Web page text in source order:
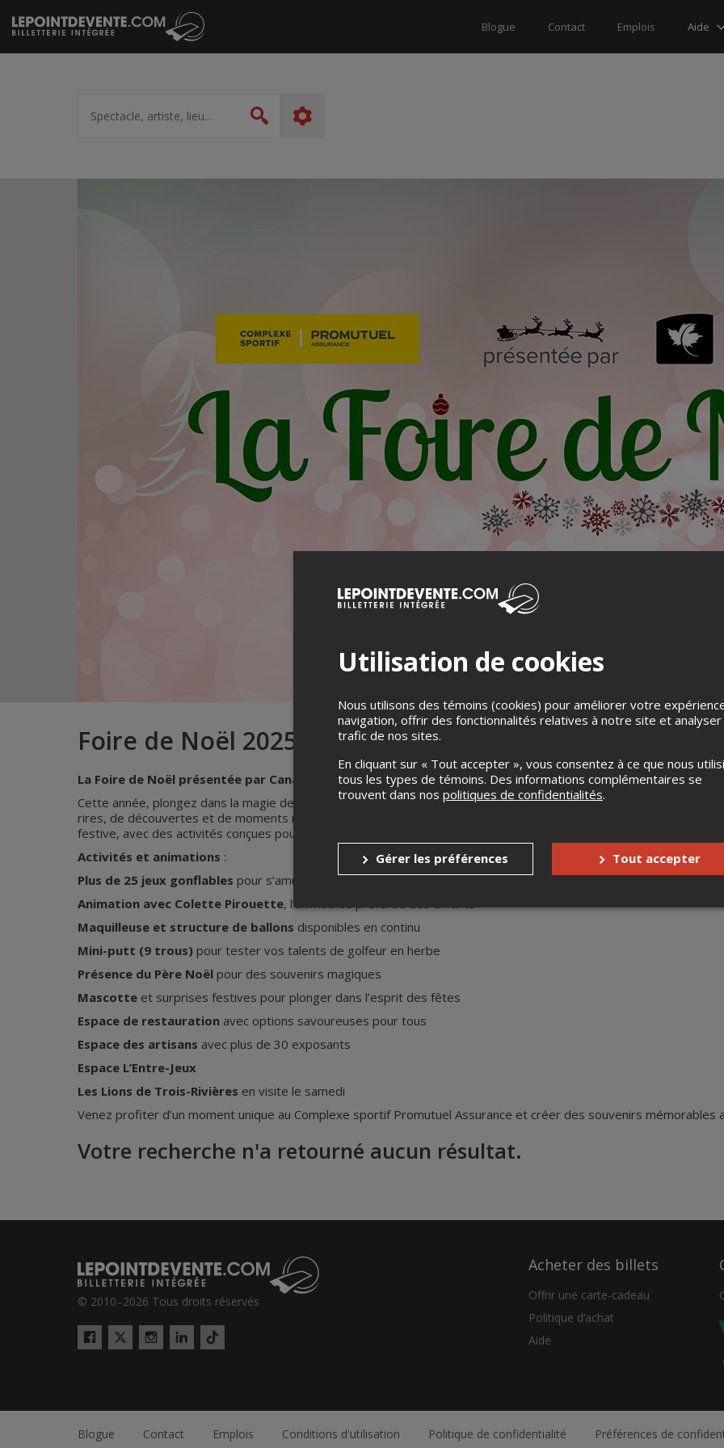
Passer
au
contenu
Blogue Contact Emplois Aide
artiste,
lieu...
Rechercher
Foire de Noël 2025 présentée par Canadel
La Foire de Noël présentée par Canadel est de retour au Complexe sportif Promutuel Assurance !
Cette année, plongez dans la magie des fêtes sous le thème Stitch, les15 et 16 novembre prochains
! Une fin
rires, de découvertes et de moments mémorables vous attend. Petits et grands s’émerveilleront dans une
festive, avec des activités conçues pour offrir un Noël inoubliable en famille.
Activités et animations :
Plus de 25 jeux gonflables pour s’amuser en toute sécurité
Animation avec Colette Pirouette, l’animatrice préférée des enfants
Maquilleuse et structure de ballons disponibles en continu
Mini-putt (9 trous) pour tester vos talents de golfeur en herbe
Présence du Père Noël pour des souvenirs magiques
Mascotte et surprises festives pour plonger dans l’esprit des fêtes
Espace de restauration avec options savoureuses pour tous
Espace des artisans avec plus de 30 exposants
Espace L’Entre-Jeux
Les Lions de Trois-Rivières en visite le samedi
Venez profiter d’un moment unique au Complexe sportif Promutuel Assurance et créer des souvenirs mémorables
Votre recherche n'a retourné aucun résultat.
© 2010–2026 Tous droits réservés
Facebook
Twitter
InstagramLinkedIn
Tiktok
Acheter des billets
Offrir une carte-cadeau
Politique d’achat
Aide
Blogue Contact Emplois Conditions d'utilisation Politique de confidentialité Préférences de
Utilisation de cookies
Nous utilisons des témoins (cookies) pour améliorer votre
navigation, offrir des fonctionnalités relatives à notre site et analyser
trafic de nos sites.
En cliquant sur « Tout accepter », vous consentez à ce que nous
tous les types de témoins. Des informations complémentaires se
trouvent dans nos politiques de confidentialités.
Gérer les préférences Tout accepter